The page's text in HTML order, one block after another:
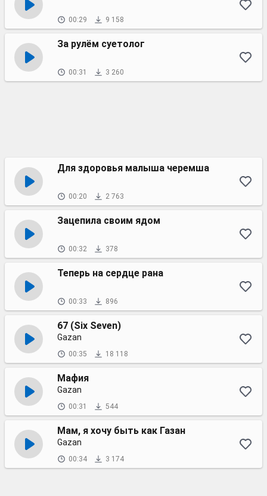
00:29 9 158
За рулём суетолог
00:31 3 260
Для здоровья малыша черемша
00:20 2 763
Зацепила своим ядом
00:32 378
Теперь на сердце рана
00:33 896
67 (Six Seven)
Gazan
00:35 18 118
Мафия
Gazan
00:31 544
Мам, я хочу быть как Газан
Gazan
00:34 3 174